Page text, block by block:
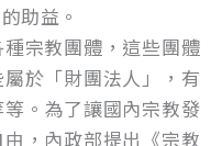
助益。
宗教團體，這些團體
於「財團法人」，有
。為了讓國內宗教發
，內政部提出《宗教